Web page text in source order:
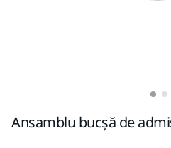
Ansamblu bucșă de